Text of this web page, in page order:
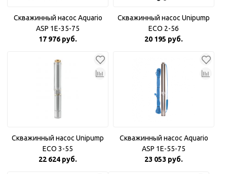
Скважинный насос Aquario
ASP 1E-35-75
17 976 руб.
Скважинный насос Unipump
ECO 2-56
20 195 руб.
Скважинный насос Unipump
ECO 3-55
22 624 руб.
Скважинный насос Aquario
ASP 1E-55-75
23 053 руб.